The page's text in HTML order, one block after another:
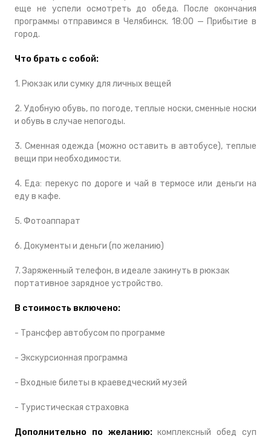
еще не успели осмотреть до обеда. После окончания
программы отправимся в Челябинск. 18:00 — Прибытие в
город.
Что брать с собой:
1. Рюкзак или сумку для личных вещей
2. Удобную обувь, по погоде, теплые носки, сменные носки
и обувь в случае непогоды.
3. Сменная одежда (можно оставить в автобусе), теплые
вещи при необходимости.
4. Еда: перекус по дороге и чай в термосе или деньги на
еду в кафе.
5. Фотоаппарат
6. Документы и деньги (по желанию)
7. Заряженный телефон, в идеале закинуть в рюкзак
портативное зарядное устройство.
В стоимость включено:
- Трансфер автобусом по программе
- Экскурсионная программа
- Входные билеты в краеведческий музей
- Туристическая страховка
Дополнительно по желанию:комплексный обед суп